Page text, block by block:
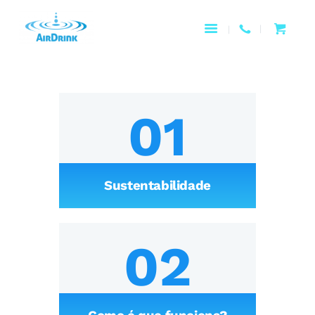
01
Sustentabilidade
02